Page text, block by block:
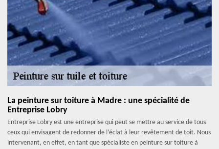
La peinture sur toiture à Madre : une spécialité de
Entreprise Lobry
Entreprise Lobry est une entreprise qui peut se mettre au service de tous
ceux qui envisagent de redonner de l’éclat à leur revêtement de toit. Nous
intervenant, en effet, en tant que spécialiste en peinture sur toiture à